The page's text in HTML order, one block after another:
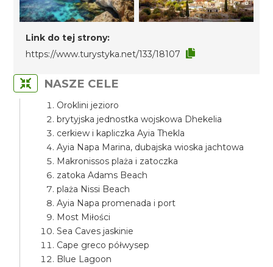
Link do tej strony:
https://www.turystyka.net/133/18107
NASZE CELE
Oroklini jezioro
brytyjska jednostka wojskowa Dhekelia
cerkiew i kapliczka Ayia Thekla
Ayia Napa Marina, dubajska wioska jachtowa
Makronissos plaża i zatoczka
zatoka Adams Beach
plaża Nissi Beach
Ayia Napa promenada i port
Most Miłości
Sea Caves jaskinie
Cape greco półwysep
Blue Lagoon